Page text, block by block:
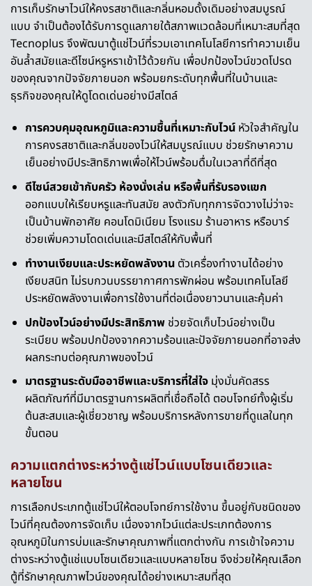
การเก็บรักษาไวน์ให้คงรสชาติและกลิ่นหอมดั้งเดิมอย่างสมบูรณ์
แบบ จำเป็นต้องได้รับการดูแลภายใต้สภาพแวดล้อมที่เหมาะสมที่สุด
Tecnoplus จึงพัฒนาตู้แช่ไวน์ที่รวมเอาเทคโนโลยีการทำความเย็น
อันล้ำสมัยและดีไซน์หรูหราเข้าไว้ด้วยกัน เพื่อปกป้องไวน์ขวดโปรด
ของคุณจากปัจจัยภายนอก พร้อมยกระดับทุกพื้นที่ในบ้านและ
ธุรกิจของคุณให้ดูโดดเด่นอย่างมีสไตล์
การควบคุมอุณหภูมิและความชื้นที่เหมาะกับไวน์ หัวใจสำคัญใน
การคงรสชาติและกลิ่นของไวน์ให้สมบูรณ์แบบ ช่วยรักษาความ
เย็นอย่างมีประสิทธิภาพเพื่อให้ไวน์พร้อมดื่มในเวลาที่ดีที่สุด
ดีไซน์สวยเข้ากับครัว ห้องนั่งเล่น หรือพื้นที่รับรองแขก
ออกแบบให้เรียบหรูและทันสมัย ลงตัวกับทุกการจัดวางไม่ว่าจะ
เป็นบ้านพักอาศัย คอนโดมิเนียม โรงแรม ร้านอาหาร หรือบาร์
ช่วยเพิ่มความโดดเด่นและมีสไตล์ให้กับพื้นที่
ทำงานเงียบและประหยัดพลังงาน ตัวเครื่องทำงานได้อย่าง
เงียบสนิท ไม่รบกวนบรรยากาศการพักผ่อน พร้อมเทคโนโลยี
ประหยัดพลังงานเพื่อการใช้งานที่ต่อเนื่องยาวนานและคุ้มค่า
ปกป้องไวน์อย่างมีประสิทธิภาพ ช่วยจัดเก็บไวน์อย่างเป็น
ระเบียบ พร้อมปกป้องจากความร้อนและปัจจัยภายนอกที่อาจส่ง
ผลกระทบต่อคุณภาพของไวน์
มาตรฐานระดับมืออาชีพและบริการที่ใส่ใจ มุ่งมั่นคัดสรร
ผลิตภัณฑ์ที่มีมาตรฐานการผลิตที่เชื่อถือได้ ตอบโจทย์ทั้งผู้เริ่ม
ต้นสะสมและผู้เชี่ยวชาญ พร้อมบริการหลังการขายที่ดูแลในทุก
ขั้นตอน
ความแตกต่างระหว่างตู้แช่ไวน์แบบโซนเดียวและ
หลายโซน
การเลือกประเภทตู้แช่ไวน์ให้ตอบโจทย์การใช้งาน ขึ้นอยู่กับชนิดของ
ไวน์ที่คุณต้องการจัดเก็บ เนื่องจากไวน์แต่ละประเภทต้องการ
อุณหภูมิในการบ่มและรักษาคุณภาพที่แตกต่างกัน การเข้าใจความ
ต่างระหว่างตู้แช่แบบโซนเดียวและแบบหลายโซน จึงช่วยให้คุณเลือก
ตู้ที่รักษาคุณภาพไวน์ของคุณได้อย่างเหมาะสมที่สุด